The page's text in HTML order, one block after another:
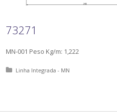
73271
MN-001 Peso Kg/m: 1,222
Posted in:
Linha Integrada - MN